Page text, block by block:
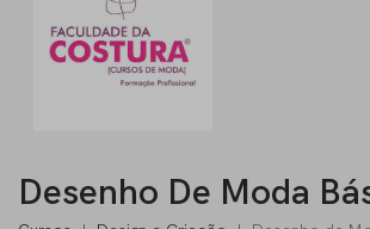
Desenho De Moda